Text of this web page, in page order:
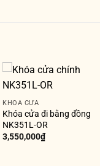
KHÓA CỬA
Khóa cửa đi bằng đồng
NK351L-OR
3,550,000₫